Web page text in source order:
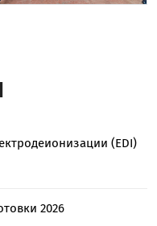
(EDI)
2026